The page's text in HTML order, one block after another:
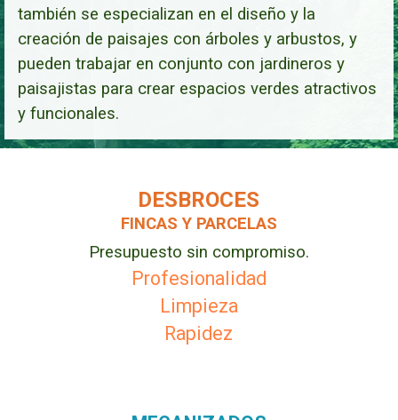
también se especializan en el diseño y la
creación de paisajes con árboles y arbustos, y
pueden trabajar en conjunto con jardineros y
paisajistas para crear espacios verdes atractivos
y funcionales.
DESBROCES
FINCAS Y PARCELAS
Presupuesto sin compromiso.
Profesionalidad
Limpieza
Rapidez